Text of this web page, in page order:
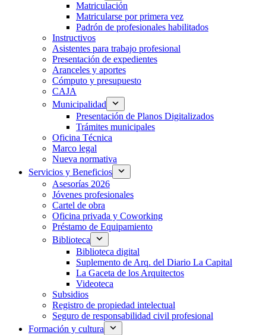
Matriculación
Matricularse por primera vez
Padrón de profesionales habilitados
Instructivos
Asistentes para trabajo profesional
Presentación de expedientes
Aranceles y aportes
Cómputo y presupuesto
CAJA
Municipalidad
Presentación de Planos Digitalizados
Trámites municipales
Oficina Técnica
Marco legal
Nueva normativa
Servicios y Beneficios
Asesorías 2026
Jóvenes profesionales
Cartel de obra
Oficina privada y Coworking
Préstamo de Equipamiento
Biblioteca
Biblioteca digital
Suplemento de Arq. del Diario La Capital
La Gaceta de los Arquitectos
Videoteca
Subsidios
Registro de propiedad intelectual
Seguro de responsabilidad civil profesional
Formación y cultura